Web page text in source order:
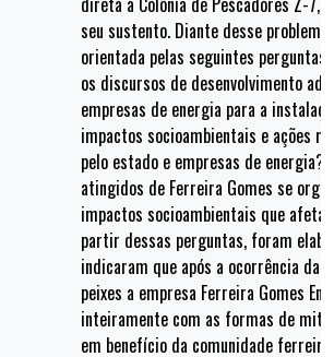
seu sustento. Diante desse
orientada pelas seguintes
os discursos de desenvolvimento
empresas de energia para a
impactos socioambientais e ações
pelo estado e empresas de energia?
atingidos de Ferreira Gomes se
impactos socioambientais que
partir dessas perguntas, foram
indicaram que após a ocorrência da
peixes a empresa Ferreira Gomes
inteiramente com as formas de
em benefício da comunidade